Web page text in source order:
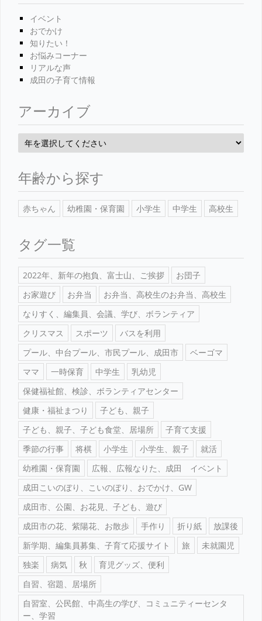
イベント
おでかけ
知りたい！
お悩みコーナー
リアルな声
成田の子育て情報
アーカイブ
年齢から探す
赤ちゃん 幼稚園・保育園 小学生 中学生 高校生
タグ一覧
2022年、新年の抱負、富士山、ご挨拶
お団子
お家遊び
お弁当
お弁当、高校生のお弁当、高校生
なりすく、編集員、会議、学び、ボランティア
クリスマス
スポーツ
バスを利用
プール、中台プール、市民プール、成田市
ベーゴマ
ママ
一時保育 中学生
乳幼児
保健福祉館、検診、ボランティアセンター
健康・福祉まつり
子ども、親子
子ども、親子、子ども食堂、居場所
子育て支援
季節の行事
将棋 小学生 小学生、親子
就活
幼稚園・保育園
広報、広報なりた、成田 イベント
成田こいのぼり、こいのぼり、おでかけ、GW
成田市、公園、お花見、子ども、遊び
成田市の花、紫陽花、お散歩
手作り 折り紙
放課後
新学期、編集員募集、子育て応援サイト
旅
未就園児
独楽
病気 秋
育児グッズ、便利
自習、宿題、居場所
自習室、公民館、中高生の学び、コミュニティーセンタ
ー、学習